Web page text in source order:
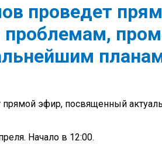
проведет
прямой эфир, посвященный
Начало в 12:00.